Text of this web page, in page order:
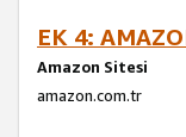
EK 4:
Amazon Sitesi
amazon.com.tr